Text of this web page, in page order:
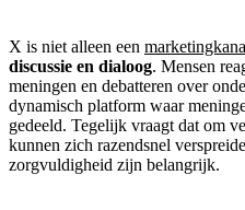
X is niet alleen een
discussie en dialoog. Mensen
meningen en debatteren over
dynamisch platform waar
gedeeld. Tegelijk vraagt dat om
kunnen zich razendsnel
zorgvuldigheid zijn belangrijk.